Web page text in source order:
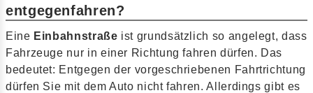
entgegenfahren?
Eine Einbahnstraße ist grundsätzlich so angelegt, dass
Fahrzeuge nur in einer Richtung fahren dürfen. Das
bedeutet: Entgegen der vorgeschriebenen Fahrtrichtung
dürfen Sie mit dem Auto nicht fahren. Allerdings gibt es